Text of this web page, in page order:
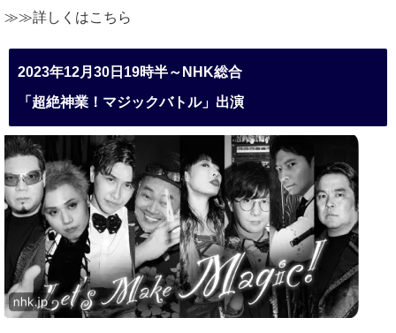
≫≫詳しくはこちら
2023年12月30日19時半～NHK総合
「超絶神業！マジックバトル」出演